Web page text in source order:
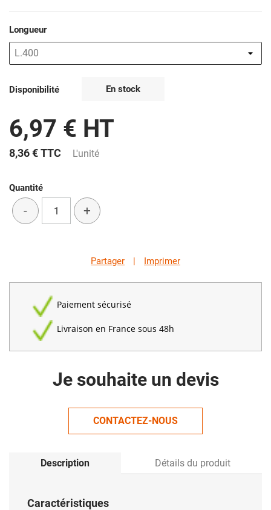
Longueur
Disponibilité En stock
6,97 € HT
8,36 €TTC L'unité
Quantité
- +
Partager | Imprimer
Paiement sécurisé
Livraison en France sous 48h
Je souhaite un devis
CONTACTEZ-NOUS
Description Détails du produit
Caractéristiques